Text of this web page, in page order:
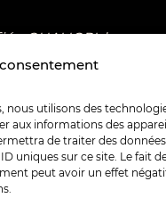
nous utilisons des
aux informations des
de traiter des
uniques sur ce site. Le fait
peut avoir un effet
QUALIOPI, la
nationale a été
de formation
continue, déclaré
76300523830.